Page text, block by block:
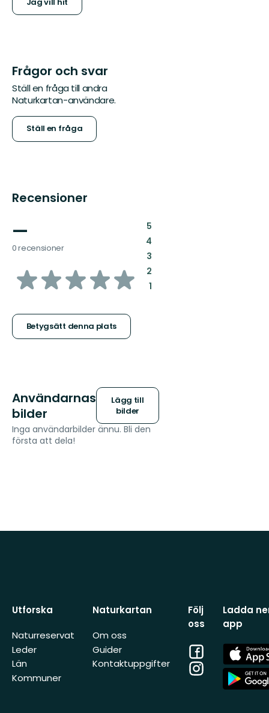
Frågor och svar
Ställ en fråga till andra
Naturkartan-användare.
Ställ en fråga
Recensioner
—
0 recensioner
av
stjärnor
Betygsätt denna plats
5:
4:
3:
2:
1:
Användarnas
bilder
Lägg till
bilder
Inga användarbilder ännu. Bli den
första att dela!
Utforska
Naturreservat
Leder
Län
Kommuner
Naturkartan
Om oss
Guider
Kontaktuppgifter
Följ
oss
Facebook
Instagram
Ladda
app
App
Store
App
Store